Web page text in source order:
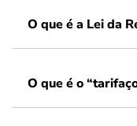
O que é a Lei da
O que é o